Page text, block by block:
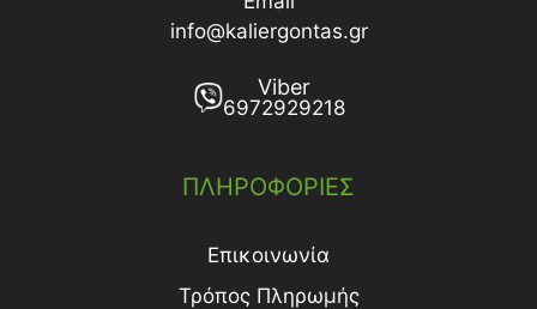
info@kaliergontas.gr
Viber
6972929218
ΠΛΗΡΟΦΟΡΙΕΣ
Επικοινωνία
Τρόπος Πληρωμής